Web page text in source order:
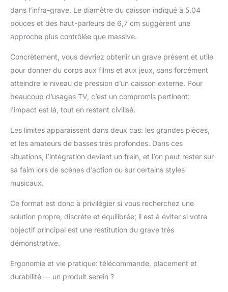
dans l’infra-grave. Le diamètre du caisson indiqué à 5,04
pouces et des haut-parleurs de 6,7 cm suggèrent une
approche plus contrôlée que massive.
Concrètement, vous devriez obtenir un grave présent et utile
pour donner du corps aux films et aux jeux, sans forcément
atteindre le niveau de pression d’un caisson externe. Pour
beaucoup d’usages TV, c’est un compromis pertinent:
l’impact est là, tout en restant civilisé.
Les limites apparaissent dans deux cas: les grandes pièces,
et les amateurs de basses très profondes. Dans ces
situations, l’intégration devient un frein, et l’on peut rester sur
sa faim lors de scènes d’action ou sur certains styles
musicaux.
Ce format est donc à privilégier si vous recherchez une
solution propre, discrète et équilibrée; il est à éviter si votre
objectif principal est une restitution du grave très
démonstrative.
Ergonomie et vie pratique: télécommande, placement et
durabilité — un produit serein ?